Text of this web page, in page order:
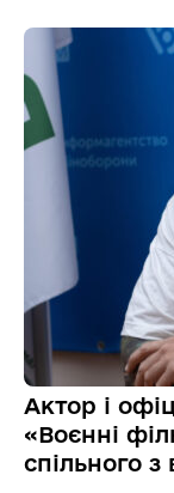
Актор і
«Воєнні
спільного з